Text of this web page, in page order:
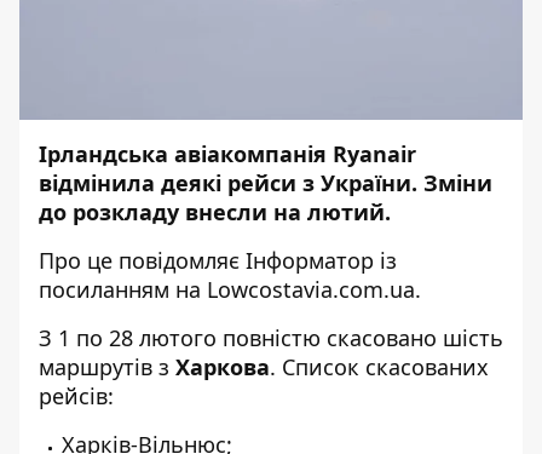
Ірландська авіакомпанія Ryanair
відмінила деякі рейси з України. Зміни
до розкладу внесли на лютий.
Про це повідомляє Інформатор із
посиланням на Lowcostavia.com.ua.
З 1 по 28 лютого повністю скасовано шість
маршрутів з Харкова. Список скасованих
рейсів:
Харків-Вільнюс;